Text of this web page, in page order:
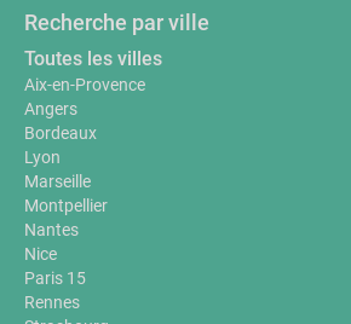
Recherche par ville
Toutes les villes
Aix-en-Provence
Angers
Bordeaux
Lyon
Marseille
Montpellier
Nantes
Nice
Paris 15
Rennes